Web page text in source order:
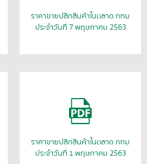
ราคาขายปลีกสินค้าในตลาด กทม
ประจำวันที่ 7 พฤษภาคม 2563
ราคาขายปลีกสินค้าในตลาด กทม
ประจำวันที่ 1 พฤษภาคม 2563